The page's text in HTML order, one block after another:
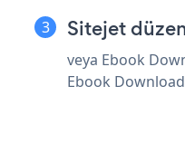
Sitejet
veya Ebook
Ebook